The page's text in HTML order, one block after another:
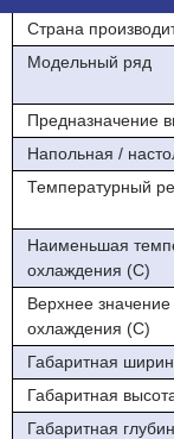
- Тип охлаждения -
- Корпус -
- Контроллер
- Тип оттайки -
конденсата
- Стеклянный
ГАСТРОЕМКОСТИ
Страна
Модельный ряд
Предназначение
Напольная /
Температурный
Наименьшая
охлаждения (С)
Верхнее
охлаждения (С)
Габаритная
Габаритная
Габаритная